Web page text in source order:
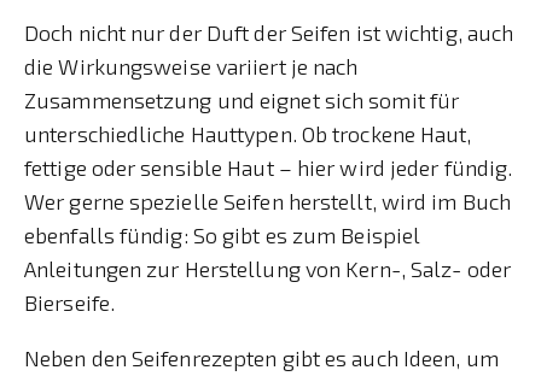
Doch nicht nur der Duft der Seifen ist wichtig, auch
die Wirkungsweise variiert je nach
Zusammensetzung und eignet sich somit für
unterschiedliche Hauttypen. Ob trockene Haut,
fettige oder sensible Haut – hier wird jeder fündig.
Wer gerne spezielle Seifen herstellt, wird im Buch
ebenfalls fündig: So gibt es zum Beispiel
Anleitungen zur Herstellung von Kern-, Salz- oder
Bierseife.
Neben den Seifenrezepten gibt es auch Ideen, um